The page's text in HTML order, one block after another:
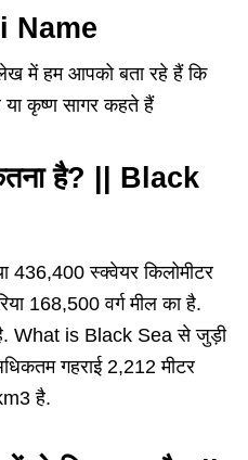
Name
में हम आपको बता रहे हैं कि
या कृष्ण सागर कहते हैं
है? || Black
436,400 स्क्वेयर किलोमीटर
168,500 वर्ग मील का है.
What is Black Sea से जुड़ी
गहराई 2,212 मीटर
है.